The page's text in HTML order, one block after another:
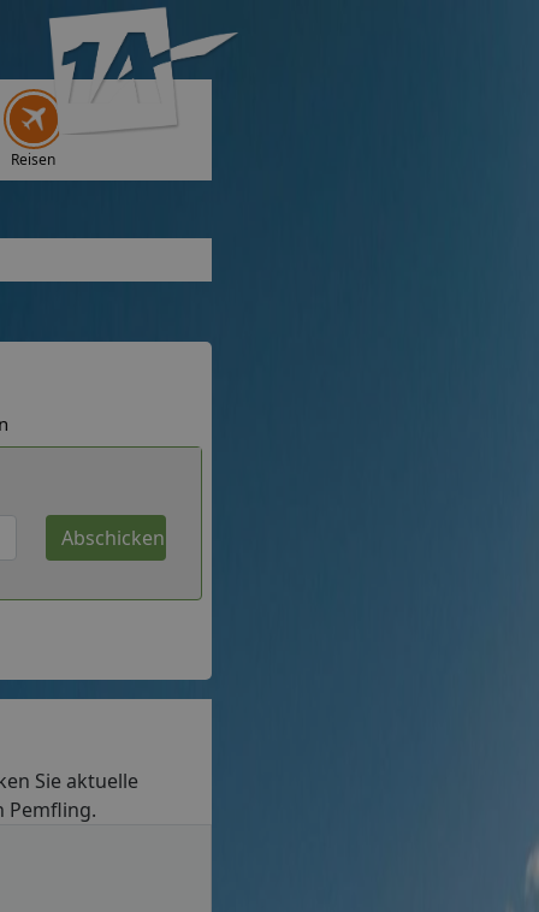
Reisen
Sie aktuelle
Pemfling.